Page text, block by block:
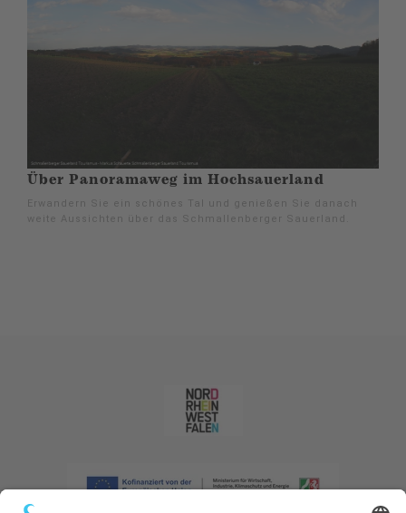
Über Panoramaweg im Hochsauerland
Erwandern Sie ein schönes Tal und genießen Sie danach
weite Aussichten über das Schmallenberger Sauerland.